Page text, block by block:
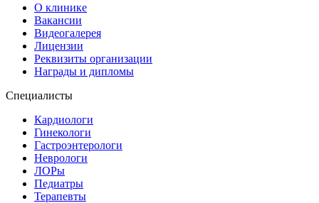
О клинике
Вакансии
Видеогалерея
Лицензии
Реквизиты организации
Награды и дипломы
Специалисты
Кардиологи
Гинекологи
Гастроэнтерологи
Неврологи
ЛОРы
Педиатры
Терапевты